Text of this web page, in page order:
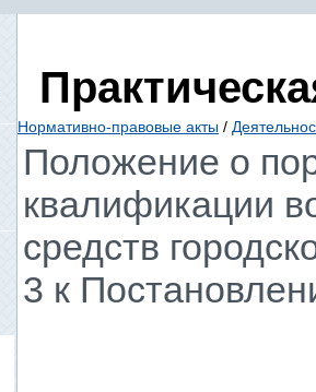
Нормативно-правовые акты /
Положение о
квалификации
средств
3 к